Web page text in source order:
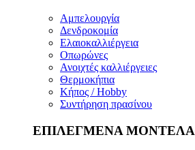
Αμπελουργία
Δενδροκομία
Ελαιοκαλλιέργεια
Οπωρώνες
Ανοιχτές καλλιέργειες
Θερμοκήπια
Κήπος / Hobby
Συντήρηση πρασίνου
ΕΠΙΛΕΓΜΕΝΑ ΜΟΝΤΕΛΑ